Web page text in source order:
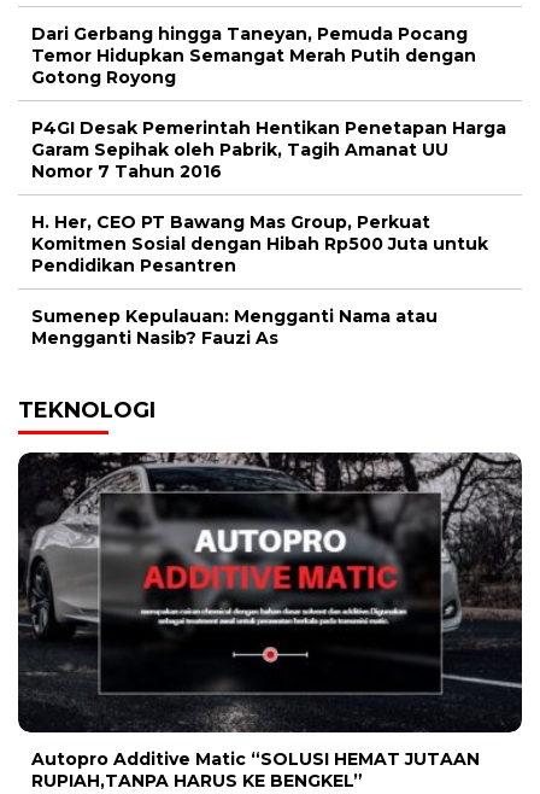
Dari Gerbang hingga Taneyan, Pemuda Pocang
Temor Hidupkan Semangat Merah Putih dengan
Gotong Royong
P4GI Desak Pemerintah Hentikan Penetapan Harga
Garam Sepihak oleh Pabrik, Tagih Amanat UU
Nomor 7 Tahun 2016
H. Her, CEO PT Bawang Mas Group, Perkuat
Komitmen Sosial dengan Hibah Rp500 Juta untuk
Pendidikan Pesantren
Sumenep Kepulauan: Mengganti Nama atau
Mengganti Nasib? Fauzi As
TEKNOLOGI
Autopro Additive Matic “SOLUSI HEMAT JUTAAN
RUPIAH,TANPA HARUS KE BENGKEL”